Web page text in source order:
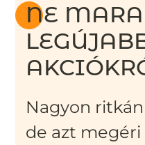
NE
Nagyon
de azt megéri